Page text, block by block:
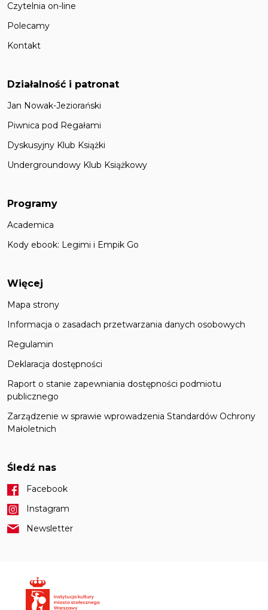
Czytelnia on-line
Polecamy
Kontakt
Działalność i patronat
Jan Nowak-Jeziorański
Piwnica pod Regałami
Dyskusyjny Klub Książki
Undergroundowy Klub Książkowy
Programy
Academica
Kody ebook: Legimi i Empik Go
Więcej
Mapa strony
Informacja o zasadach przetwarzania danych osobowych
Regulamin
Deklaracja dostępności
Raport o stanie zapewniania dostępności podmiotu
publicznego
Zarządzenie w sprawie wprowadzenia Standardów Ochrony
Małoletnich
Śledź nas
Facebook
Instagram
Newsletter